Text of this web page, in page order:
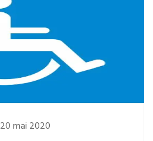
20 mai 2020